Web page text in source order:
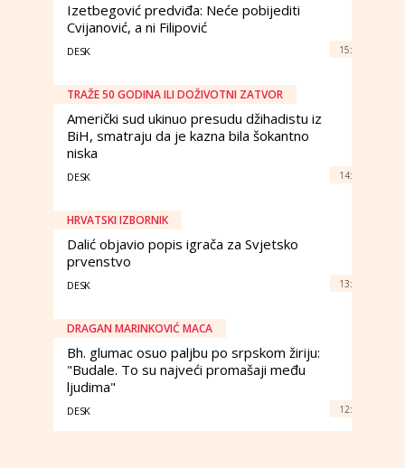
Izetbegović predviđa: Neće pobijediti
Cvijanović, a ni Filipović
DESK 15:
TRAŽE 50 GODINA ILI DOŽIVOTNI ZATVOR
Američki sud ukinuo presudu džihadistu iz
BiH, smatraju da je kazna bila šokantno
niska
DESK 14:
HRVATSKI IZBORNIK
Dalić objavio popis igrača za Svjetsko
prvenstvo
DESK 13:
DRAGAN MARINKOVIĆ MACA
Bh. glumac osuo paljbu po srpskom žiriju:
"Budale. To su najveći promašaji među
ljudima"
DESK 12: